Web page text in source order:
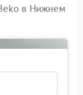
в Нижнем